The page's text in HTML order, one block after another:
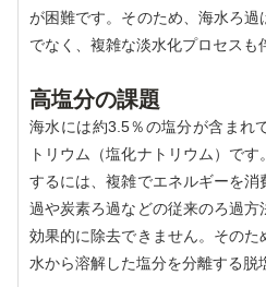
が困難です。そのため、海水ろ
でなく、複雑な淡水化プロセスも
高塩分の課題
海水には約3.5％の塩分が含まれ
トリウム（塩化ナトリウム）で
するには、複雑でエネルギーを消
過や炭素ろ過などの従来のろ過
効果的に除去できません。そのた
水から溶解した塩分を分離する脱